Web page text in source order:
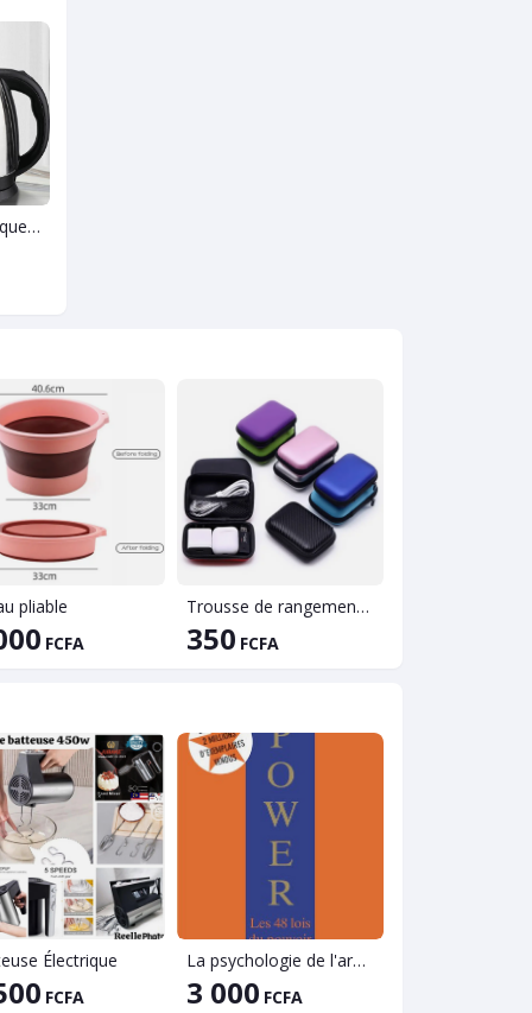
Bouilloire électrique en acier inoxydable 2l, chauffe-eau, machine à thé.
pliable
FCFA
Trousse de rangement d'accessoires
350 FCFA
Électrique
FCFA
La psychologie de l'argent: Quelques leçons intemporelles sur la richesse, la cupidité et le bonheur
3 000 FCFA